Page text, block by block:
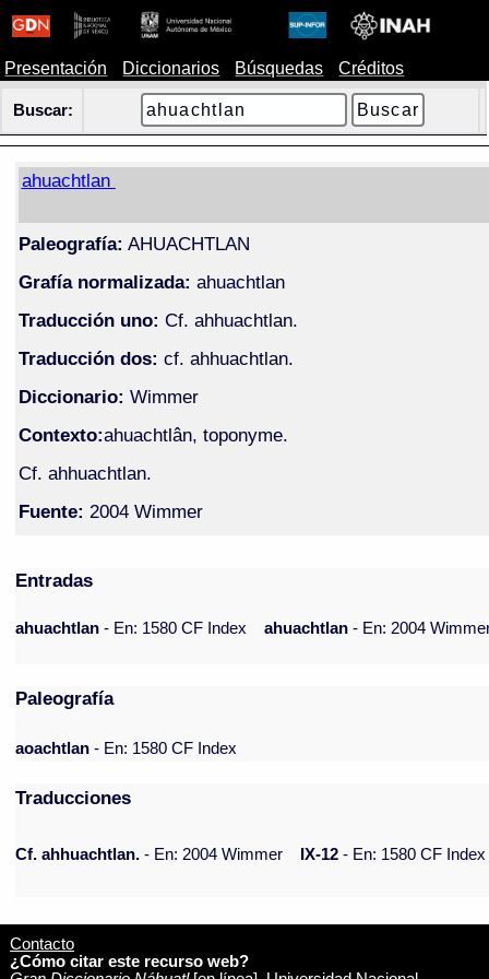
Presentación Diccionarios Búsquedas Créditos
Buscar:
ahuachtlan
Paleografía: AHUACHTLAN
Grafía normalizada: ahuachtlan
Traducción uno: Cf. ahhuachtlan.
Traducción dos: cf. ahhuachtlan.
Diccionario: Wimmer
Contexto:ahuachtlân, toponyme.
Cf. ahhuachtlan.
Fuente: 2004 Wimmer
Entradas
ahuachtlan- En: 1580 CF Index ahuachtlan- En: 2004
Paleografía
aoachtlan - En: 1580 CF Index
Traducciones
Cf. ahhuachtlan. - En: 2004 Wimmer IX-12 - En: 1580 CF Index
Contacto
¿Cómo citar este recurso web?